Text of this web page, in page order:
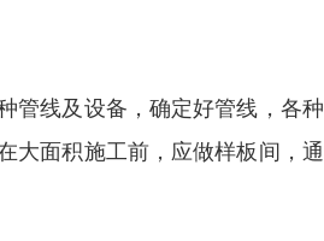
管线及设备，确定好管线，各
大面积施工前，应做样板间，